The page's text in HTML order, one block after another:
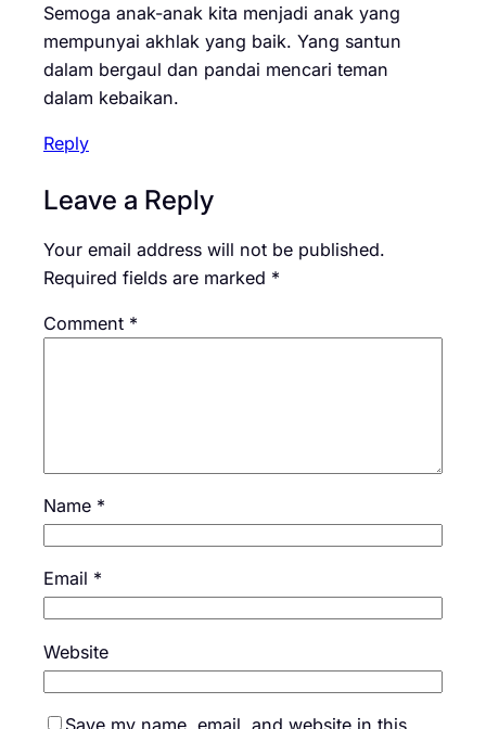
Semoga anak-anak kita menjadi anak yang
mempunyai akhlak yang baik. Yang santun
dalam bergaul dan pandai mencari teman
dalam kebaikan.
Reply
Leave a Reply
Your email address will not be published.
Required fields are marked *
Comment *
Name *
Email *
Website
Save my name, email, and website in this